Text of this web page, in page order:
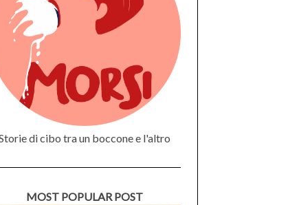
di cibo tra un boccone e l'altro
MOST POPULAR POST